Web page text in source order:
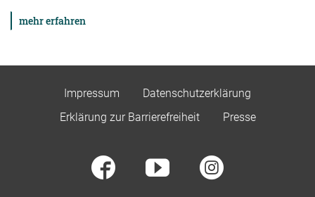
mehr erfahren
Impressum
Datenschutzerklärung
Erklärung zur Barrierefreiheit
Presse